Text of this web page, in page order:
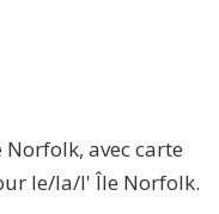
avec carte
le/la/l' Île Norfolk.